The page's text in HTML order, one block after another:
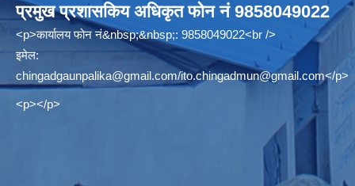
प्रमुख प्रशासकिय अधिकृत फोन नं 9858049022
<p>कार्यालय फोन नं&nbsp;&nbsp;: 9858049022<br />
इमेल:
chingadgaunpalika@gmail.com/ito.chingadmun@gmail.com</p>
<p></p>